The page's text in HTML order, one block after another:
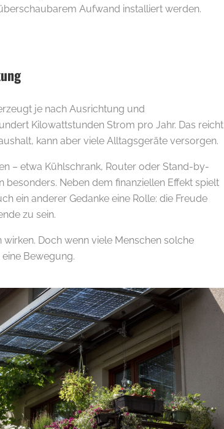
Aufwand installiert werden.
je nach Ausrichtung und
Kilowattstunden Strom pro Jahr. Das reicht
kann aber viele Alltagsgeräte versorgen.
– etwa Kühlschrank, Router oder Stand-by-
Neben dem finanziellen Effekt spielt
ein anderer Gedanke eine Rolle: die Freude
zu sein.
Doch wenn viele Menschen solche
Bewegung.